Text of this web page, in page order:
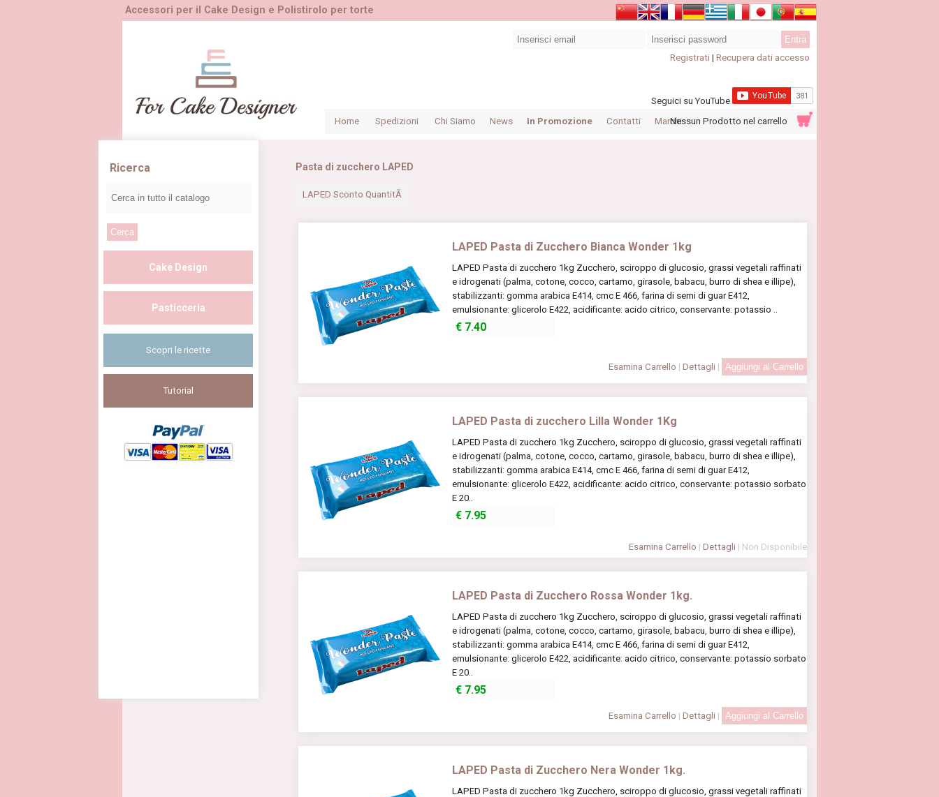
Accessori per il Cake Design e Polistirolo per torte
Registrati | Recupera dati accesso
Seguici su YouTube
Home
Spedizioni Chi Siamo News In Promozione Contatti MarchiNessun Prodotto nel carrello
Ricerca
Cake Design
Pasticceria
Scopri le ricette
Tutorial
Pasta di zucchero LAPED
LAPED Sconto QuantitÃ
LAPED Pasta di Zucchero Bianca Wonder 1kg
LAPED Pasta di zucchero 1kg Zucchero, sciroppo di glucosio, grassi vegetali raffinati
e idrogenati (palma, cotone, cocco, cartamo, girasole, babacu, burro di shea e illipe),
stabilizzanti: gomma arabica E414, cmc E 466, farina di semi di guar E412,
emulsionante: glicerolo E422, acidificante: acido citrico, conservante: potassio ..
€ 7.40
Esamina Carrello | Dettagli |
LAPED Pasta di zucchero Lilla Wonder 1Kg
LAPED Pasta di zucchero 1kg Zucchero, sciroppo di glucosio, grassi vegetali raffinati
e idrogenati (palma, cotone, cocco, cartamo, girasole, babacu, burro di shea e illipe),
stabilizzanti: gomma arabica E414, cmc E 466, farina di semi di guar E412,
emulsionante: glicerolo E422, acidificante: acido citrico, conservante: potassio sorbato
E 20..
€ 7.95
Esamina Carrello | Dettagli | Non Disponibile
LAPED Pasta di Zucchero Rossa Wonder 1kg.
LAPED Pasta di zucchero 1kg Zucchero, sciroppo di glucosio, grassi vegetali raffinati
e idrogenati (palma, cotone, cocco, cartamo, girasole, babacu, burro di shea e illipe),
stabilizzanti: gomma arabica E414, cmc E 466, farina di semi di guar E412,
emulsionante: glicerolo E422, acidificante: acido citrico, conservante: potassio sorbato
E 20..
€ 7.95
Esamina Carrello | Dettagli |
LAPED Pasta di Zucchero Nera Wonder 1kg.
LAPED Pasta di zucchero 1kg Zucchero, sciroppo di glucosio, grassi vegetali raffinati